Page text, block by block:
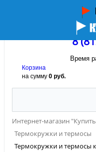
8
Время
Корзина
на сумму0 руб.
Интернет-магазин
Термокружки и термосы
Термокружки и термосы